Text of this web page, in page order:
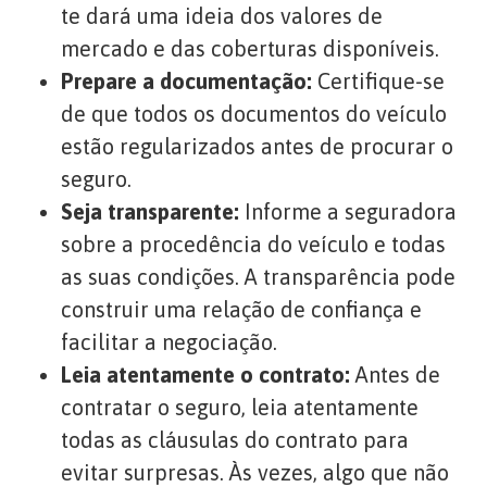
te dará uma ideia dos valores de
mercado e das coberturas disponíveis.
Prepare a documentação: Certifique-se
de que todos os documentos do veículo
estão regularizados antes de procurar o
seguro.
Seja transparente: Informe a seguradora
sobre a procedência do veículo e todas
as suas condições. A transparência pode
construir uma relação de confiança e
facilitar a negociação.
Leia atentamente o contrato: Antes de
contratar o seguro, leia atentamente
todas as cláusulas do contrato para
evitar surpresas. Às vezes, algo que não